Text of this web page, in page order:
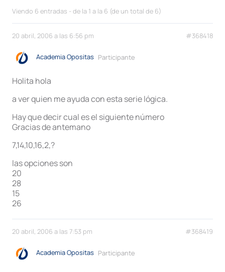
Viendo 6 entradas - de la 1 a la 6 (de un total de 6)
20 abril, 2006 a las 6:56 pm #368418
Academia Opositas Participante
Holita hola
a ver quien me ayuda con esta serie lógica.
Hay que decir cual es el siguiente número
Gracias de antemano
7,14,10,16,2,?
las opciones son
20
28
15
26
20 abril, 2006 a las 7:53 pm #368419
Academia Opositas Participante